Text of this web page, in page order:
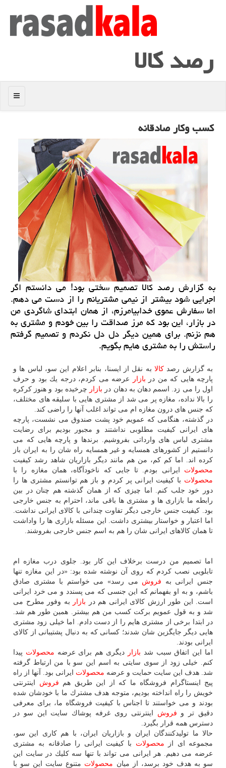
رصد كالا
منو
كسب وكار صادقانه
به گزارش رصد كالا تصمیم سختی بود! می دانستم اگر
اجرایی شود بیشتر از نیمی مشتریانم را از دست می دهم.
اما سفارش عموی خدابیامرزم، از همان ابتدای شاگردی من
در بازار، این بود كه مرز صداقت را بین خودم و مشتری به
هم نزنم. برای همین دیگر دل دل نكردم و تصمیم گرفتم
راستش را به مشتری هایم بگویم.
به گزارش رصدكالا به نقل از ایسنا، بنابر اعلام این سو، لباس ها و
پارچه هایی كه من در بازار
عرضه می كردم، درجه یك بود و حرف
اول را می زد. اسمم دهان به دهان در بازار چرخیده بود و هنوز كركره
را بالا نداده، مغازه پر می شد از مشتری هایی با سلیقه های مختلف،
كه جنس های درون مغازه ام می تواند اغلب آنها را راضی كند.
در گذشته، هنگامی كه عمویم خود پشت صندوق می نشست، پارچه
های ایرانی كیفیت مطلوبی نداشتند و مجبور بودیم برای رضایت
مشتری لباس های وارداتی بفروشیم. برندها و پارچه هایی كه می
دانستیم از كشورهای همسایه و غیر همسایه راه شان را به ایران باز
كرده اند. اما كم كم، من هم مانند دیگر بازاریان شاهد رشد كیفیت
محصولات ایرانی بودم. تا جایی كه ناخودآگاه، همان مغازه را با
محصولات با كیفیت ایرانی پر كردم و باز هم توانستم مشتری ها را
دور خود جلب كنم. اما چیزی كه از همان گذشته هم چنان در بین
رابطه ما بازاری ها و مشتری ها باقی ماند، احترام به جنس خارجی
بود. كیفیت جنس خارجی دیگر تفاوت چندانی با كالای ایرانی نداشت.
اما اعتبار و خواستار بیشتری داشت. این مسئله بازاری ها را واداشت
تا همان كالاهای ایرانی شان را هم به اسم جنس خارجی بفروشند.
اما تصمیم من درست برخلاف این كار بود. جلوی درب مغازه ام
تابلویی نصب كردم كه روی آن نوشته شده بود: «در این مغازه تنها
جنس ایرانی به فروش می رسد» می خواستم با مشتری صادق
باشم، و به او بفهمانم كه این جنسی كه می پسندد و می خرد ایرانی
است. این طور ارزش كالای ایرانی هم در بازار
به وفور مطرح می
شد و به قول عمویم بركت كسب من هم بیشتر. همین طور هم شد.
در ابتدا برخی از مشتری هایم را از دست دادم. اما خیلی زود مشتری
هایی دیگر جایگزین شان شدند؛ كسانی كه به دنبال پشتیبانی از كالای
ایرانی بودند.
اما این اتفاق سبب شد بازار دیگری هم برای عرضه محصولات پیدا
كنم. خیلی زود از سوی سایتی به اسم این سو با من ارتباط گرفته
شد. هدف این سایت حمایت و عرضه محصولات ایرانی بود. آنها از راه
پیج اینستاگرام فروشگاه ما كه از این طریق هم فروش اینترنتی
خویش را راه انداخته بودیم، متوجه هدف مشترك ما با خودشان شده
بودند و می خواستند تا اجناس با كیفیت فروشگاه ما، برای معرفی
دقیق تر و فروش اینترنتی روی غرفه پوشاك سایت این سو در
دسترس همه قرار بگیرد.
حالا ما تولیدكنندگان ایران و بازاریان ایران، با هم كاری این سو،
مجموعه ای از محصولات با كیفیت ایرانی را صادقانه به مشتری
عرضه می دهیم. هر ایرانی می تواند با تنها سه كلیك در سایت این
سو به هدف خود برسد، از میان محصولات متنوع سایت این سو با